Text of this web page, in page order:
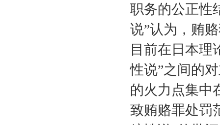
职务的公正性
说”认为，贿
目前在日本理
性说”之间的
的火力点集中
致贿赂罪处罚